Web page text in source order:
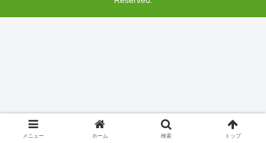
メニュー ホーム 検索 トップ